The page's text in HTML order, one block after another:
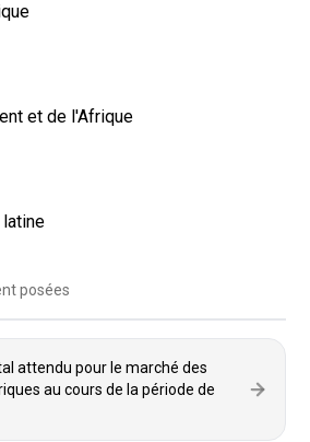
et de l'Afrique
posées
attendu pour le marché des
au cours de la période de